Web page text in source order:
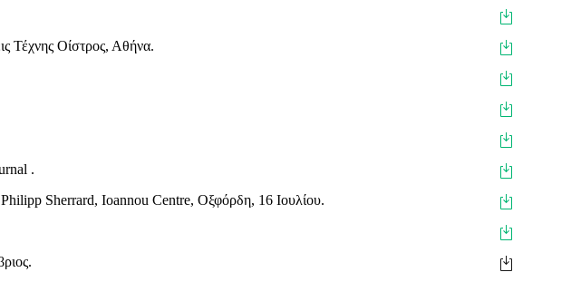
Τέχνης Οίστρος, Αθήνα.
.
Sherrard, Ioannou Centre, Οξφόρδη, 16 Ιουλίου.